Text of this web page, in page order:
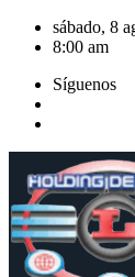
Saltar
sábado, 8
8:00 am
Síguenos